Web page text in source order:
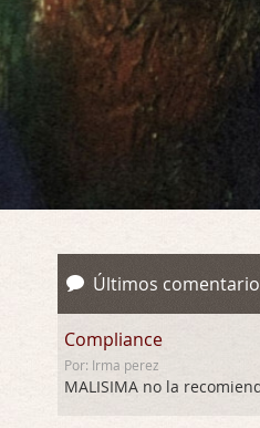
Últimos
Compliance
Por: Irma perez
MALISIMA no la